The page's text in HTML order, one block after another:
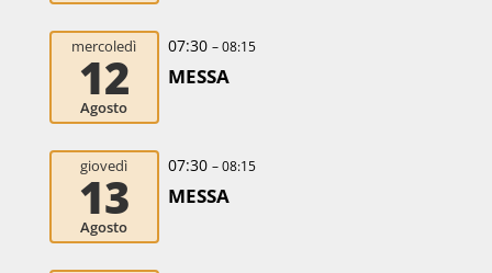
mercoledì
12
Agosto
07:30 – 08:15
MESSA
giovedì
13
Agosto
07:30 – 08:15
MESSA